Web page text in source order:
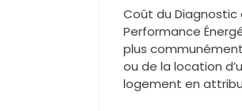
Coût du Diagnostic
Performance
plus
ou de la location
logement en